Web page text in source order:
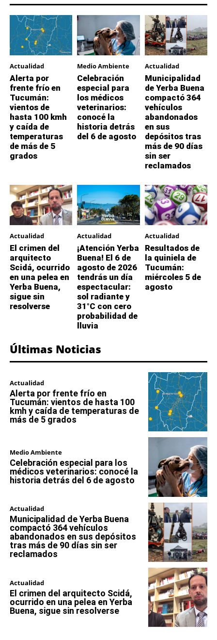
Actualidad
Alerta por
frente frío en
Tucumán:
vientos de
hasta 100 kmh
y caída de
temperaturas
de más de 5
grados
Medio Ambiente
Celebración
especial para
los médicos
veterinarios:
conocé la
historia detrás
del 6 de agosto
Actualidad
Municipalidad
de Yerba Buena
compactó 364
vehículos
abandonados
en sus
depósitos tras
más de 90 días
sin ser
reclamados
Actualidad
El crimen del
arquitecto
Scidá, ocurrido
en una pelea en
Yerba Buena,
sigue sin
resolverse
Actualidad
¡Atención Yerba
Buena! El 6 de
agosto de 2026
tendrás un día
espectacular:
sol radiante y
31°C con cero
probabilidad de
lluvia
Actualidad
Resultados de
la quiniela de
Tucumán:
miércoles 5 de
agosto
Últimas Noticias
Actualidad
Alerta por frente frío en
Tucumán: vientos de hasta 100
kmh y caída de temperaturas de
más de 5 grados
Medio Ambiente
Celebración especial para los
médicos veterinarios: conocé la
historia detrás del 6 de agosto
Actualidad
Municipalidad de Yerba Buena
compactó 364 vehículos
abandonados en sus depósitos
tras más de 90 días sin ser
reclamados
Actualidad
El crimen del arquitecto Scidá,
ocurrido en una pelea en Yerba
Buena, sigue sin resolverse